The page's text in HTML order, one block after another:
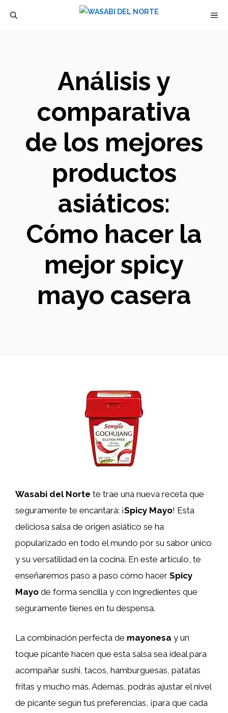
Análisis y
comparativa
de los mejores
productos
asiáticos:
Cómo hacer la
mejor spicy
mayo casera
Wasabi del Norte te trae una nueva receta que
seguramente te encantará: ¡Spicy Mayo! Esta
deliciosa salsa de origen asiático se ha
popularizado en todo el mundo por su sabor único
y su versatilidad en la cocina. En este artículo, te
enseñaremos paso a paso cómo hacer Spicy
Mayo de forma sencilla y con ingredientes que
seguramente tienes en tu despensa.
La combinación perfecta de mayonesa y un
toque picante hacen que esta salsa sea ideal para
acompañar sushi, tacos, hamburguesas, patatas
fritas y mucho más. Además, podrás ajustar el nivel
de picante según tus preferencias, ¡para que cada